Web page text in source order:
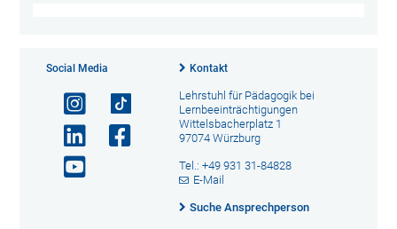
Social Media Kontakt
Lehrstuhl für Pädagogik bei
Lernbeeinträchtigungen
Wittelsbacherplatz 1
97074 Würzburg
Tel.: +49 931 31-84828
E-Mail
Suche Ansprechperson